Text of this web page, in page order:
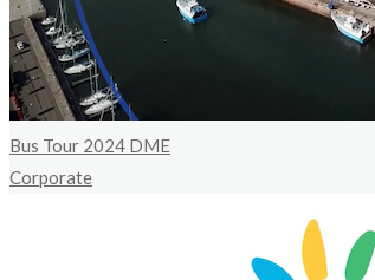
Bus Tour 2024 DME
Corporate